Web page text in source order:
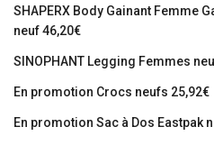
SHAPERX Body Gainant Femme
neuf 46,20€
SINOPHANT Legging Femmes
En promotion Crocs neufs 25,92€
En promotion Sac à Dos Eastpak